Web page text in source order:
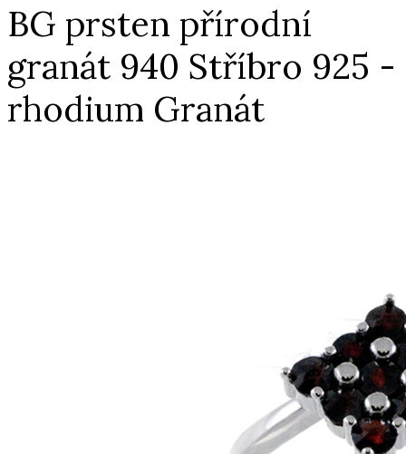
BG prsten přírodní
granát 940 Stříbro 925 -
rhodium Granát